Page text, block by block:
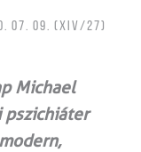
07. 09. (XIV/27)
Michael